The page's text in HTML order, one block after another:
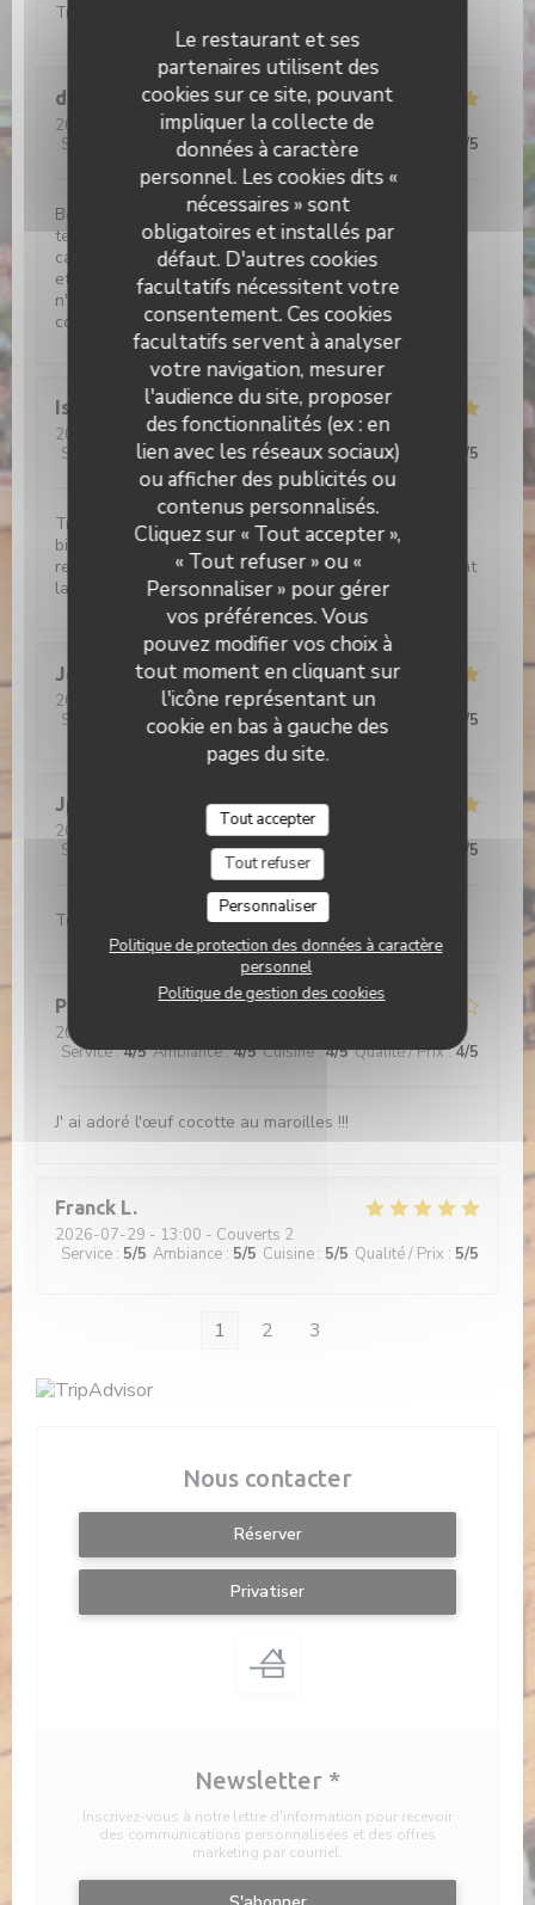
Le restaurant et ses
partenaires utilisent des
cookies sur ce site, pouvant
impliquer la collecte de
données à caractère
personnel. Les cookies dits «
nécessaires » sont
obligatoires et installés par
défaut. D'autres cookies
facultatifs nécessitent votre
consentement. Ces cookies
facultatifs servent à analyser
votre navigation, mesurer
l'audience du site, proposer
des fonctionnalités (ex : en
lien avec les réseaux sociaux)
ou afficher des publicités ou
contenus personnalisés.
Cliquez sur « Tout accepter »,
« Tout refuser » ou «
Personnaliser » pour gérer
vos préférences. Vous
pouvez modifier vos choix à
tout moment en cliquant sur
l'icône représentant un
cookie en bas à gauche des
pages du site.
Tout accepter
Tout refuser
Personnaliser
Politique de protection des données à caractère
personnel
Politique de gestion des cookies
Très bon accueil et on y mange très bien
didier
2026-08-02
- 13:00 - Couverts 2
Service
Ambiance: 4/5 Cuisine:5/5 Qualité / Prix /5
Belle déco bois, briques rouges et cour pavée. Grande
terrasse ombragée . Service aux petits soins. Belle
carte de bieres(très) locales. Et les plats sont copieux
et savoureux. Si vou sortez déçus de l'Etable de Hem,
n'allez plus jamais au resto, plus rien ne vous
conviendra!!!
Isabelle
C
2026-08-01 - 19:15 - Couverts 2
Service
/5 Ambiance:5/5 Cuisine: 5/5 Qualité / Prix /5
Très bon moment, avec un accueil irréprochable et
bienveillant Croquettes de crevettes délicieuses, je
recommande Le café gourmand un régal Bref Vivement
la prochaine!
Jerome
C
2026-07-30
- 12:15 - Couverts 9
Service
Ambiance: 5/5 Cuisine: 5/5 Qualité / Prix /5
Jp
2026-07-30
- 12:30 - Couverts 2
Service
Ambiance:5/5 Cuisine: /5
Tout est bon
Philippe
2026-07-29
Service:4/5 Ambiance:4/5 Cuisine:4/5 Qualité / Prix:4/5
J' ai adoré l'œuf cocotte au maroilles !!!
Franck L
2026-07-29 - 13:00 - Couverts 2
Service : 5/5 Ambiance : 5/5 Cuisine : 5/5 Qualité / Prix : 5/5
1 2 3
Nous contacter
Réserver
Privatiser
Newsletter *
Inscrivez-vous à notre lettre d'information pour recevoir
des communications personnalisées et des offres
marketing par courriel.
L'étable de Hem